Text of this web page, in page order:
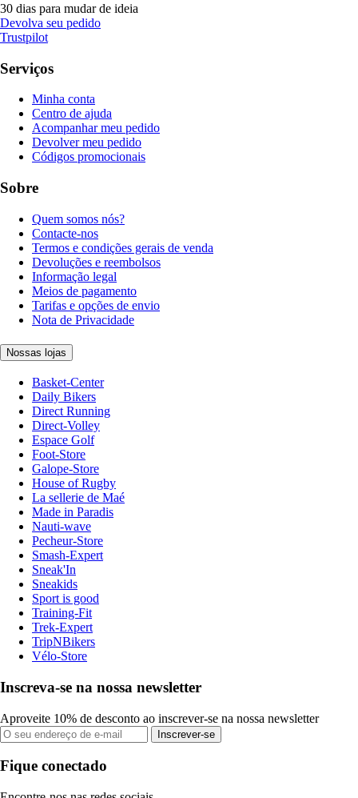
30 dias para mudar de ideia
Devolva seu pedido
Trustpilot
Serviços
Minha conta
Centro de ajuda
Acompanhar meu pedido
Devolver meu pedido
Códigos promocionais
Sobre
Quem somos nós?
Contacte-nos
Termos e condições gerais de venda
Devoluções e reembolsos
Informação legal
Meios de pagamento
Tarifas e opções de envio
Nota de Privacidade
Nossas lojas
Basket-Center
Daily Bikers
Direct Running
Direct-Volley
Espace Golf
Foot-Store
Galope-Store
House of Rugby
La sellerie de Maé
Made in Paradis
Nauti-wave
Pecheur-Store
Smash-Expert
Sneak'In
Sneakids
Sport is good
Training-Fit
Trek-Expert
TripNBikers
Vélo-Store
Inscreva-se na nossa newsletter
Aproveite 10% de desconto ao inscrever-se na nossa newsletter
Inscrever-se
Fique conectado